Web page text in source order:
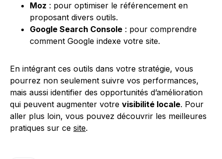
Moz : pour optimiser le référencement en
proposant divers outils.
Google Search Console : pour comprendre
comment Google indexe votre site.
En intégrant ces outils dans votre stratégie, vous
pourrez non seulement suivre vos performances,
mais aussi identifier des opportunités d’amélioration
qui peuvent augmenter votre visibilité locale. Pour
aller plus loin, vous pouvez découvrir les meilleures
pratiques sur ce site.